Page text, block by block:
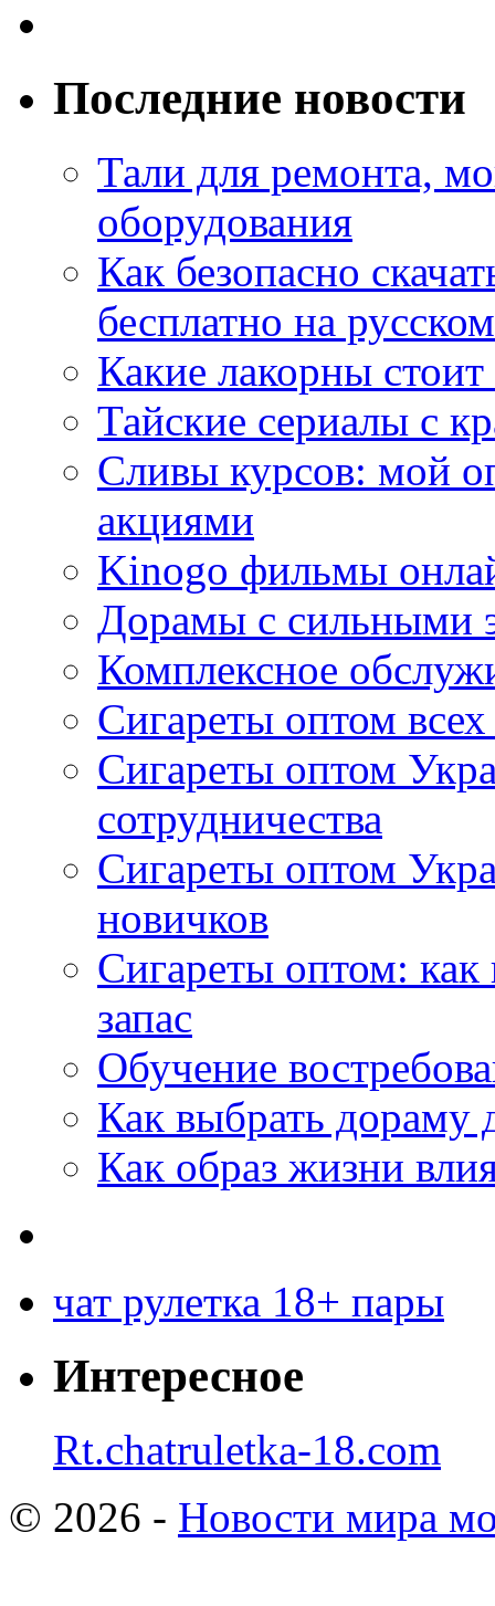
Последние новости
Тали для ремонта,
оборудования
Как безопасно
бесплатно на
Какие лакорны
Тайские сериалы с
Сливы курсов: мой
акциями
Kinogo фильмы
Дорамы с сильными
Комплексное
Сигареты оптом
Сигареты оптом
сотрудничества
Сигареты оптом
новичков
Сигареты оптом:
запас
Обучение
Как выбрать дораму
Как образ жизни
чат рулетка 18+ пары
Интересное
Rt.chatruletka-18.com
© 2026 - Новости мира